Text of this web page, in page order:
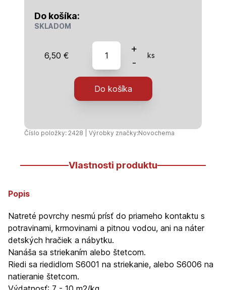
Do košíka:
SKLADOM
6,50 €
množstvo
Synta
-
4550
+
-
ks
Do košíka
Číslo položky: 2428 | Výrobky značky:Novochema
Vlastnosti produktu
Popis
Natreté povrchy nesmú prísť do priameho kontaktu s
potravinami, krmovinami a pitnou vodou, ani na náter
detských hračiek a nábytku.
Nanáša sa striekaním alebo štetcom.
Riedi sa riedidlom S6001 na striekanie, alebo S6006 na
natieranie štetcom.